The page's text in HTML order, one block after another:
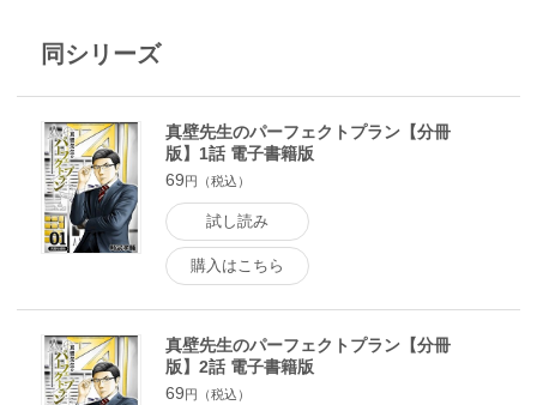
同シリーズ
真壁先生のパーフェクトプラン【分冊
版】1話 電子書籍版
69円（税込）
試し読み
購入はこちら
真壁先生のパーフェクトプラン【分冊
版】2話 電子書籍版
69円（税込）